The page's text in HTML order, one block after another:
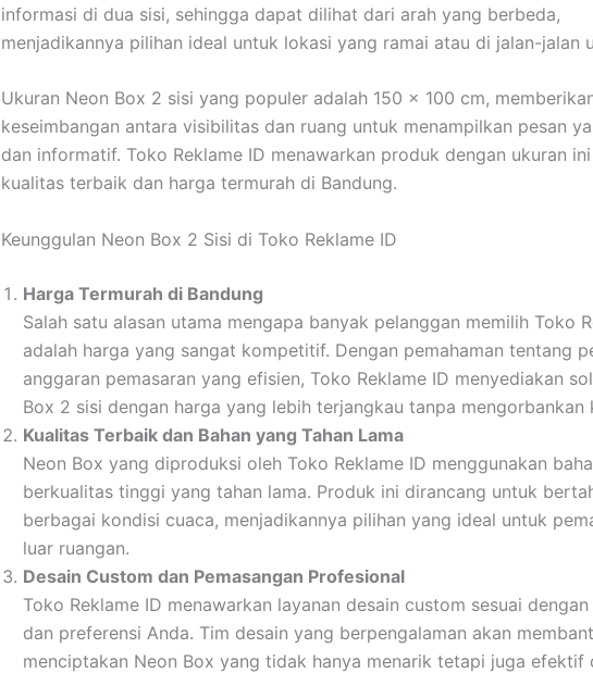
informasi di dua sisi, sehingga dapat dilihat dari arah yang berbeda,
menjadikannya pilihan ideal untuk lokasi yang ramai atau di jalan-jalan
Ukuran Neon Box 2 sisi yang populer adalah 150 x 100 cm,
keseimbangan antara visibilitas dan ruang untuk menampilkan pesan
dan informatif. Toko Reklame ID menawarkan produk dengan ukuran
kualitas terbaik dan harga termurah di Bandung.
Keunggulan Neon Box 2 Sisi di Toko Reklame ID
Harga Termurah di Bandung
Salah satu alasan utama mengapa banyak pelanggan memilih Toko
adalah harga yang sangat kompetitif. Dengan pemahaman tentang
anggaran pemasaran yang efisien, Toko Reklame ID menyediakan
Box 2 sisi dengan harga yang lebih terjangkau tanpa mengorbankan
Kualitas Terbaik dan Bahan yang Tahan Lama
Neon Box yang diproduksi oleh Toko Reklame ID menggunakan
berkualitas tinggi yang tahan lama. Produk ini dirancang untuk
berbagai kondisi cuaca, menjadikannya pilihan yang ideal untuk
luar ruangan.
Desain Custom dan Pemasangan Profesional
Toko Reklame ID menawarkan layanan desain custom sesuai
dan preferensi Anda. Tim desain yang berpengalaman akan
menciptakan Neon Box yang tidak hanya menarik tetapi juga efektif